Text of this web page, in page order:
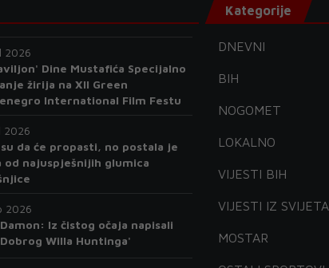
2026
Dine Mustafića Specijalno
žirija na XII Green
International Film Festu
2026
da će propasti, no postala je
od najuspješnijih glumica
2026
Iz čistog očaja napisali
Willa Huntinga'
Kategorije
DNEVNI
BIH
NOGOMET
LOKALNO
VIJESTI BIH
VIJESTI IZ SVIJETA
MOSTAR